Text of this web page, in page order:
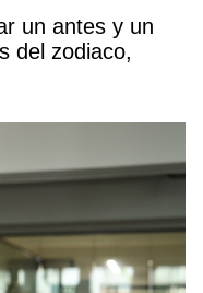
un antes y un
del zodiaco,